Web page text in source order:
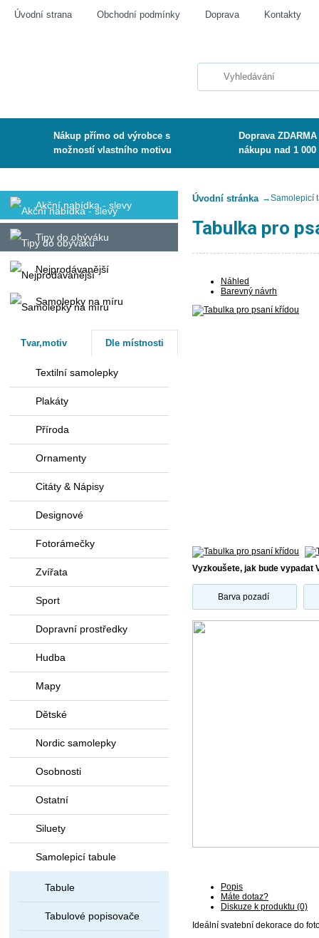
Úvodní strana Obchodní podmínky Doprava Kontakty
Nákup přímo od výrobce s
možností vlastního motivu
Doprava
nákupu nad 1 000
Úvodní stránka →Samolepicí
Tabulka pro
Náhled
Barevný návrh
Vyzkoušete, jak bude vypadat
Barva pozadí
Popis
Máte dotaz?
Diskuze k produktu (0)
Ideální svatební dekorace do
Akční nabídka - slevy
Tipy do obýváku
Nejprodávanější
Samolepky na míru
Tvar,motiv Dle místnosti
Textilní samolepky
Plakáty
Příroda
Ornamenty
Citáty & Nápisy
Designové
Fotorámečky
Zvířata
Sport
Dopravní prostředky
Hudba
Mapy
Dětské
Nordic samolepky
Osobnosti
Ostatní
Siluety
Samolepicí tabule
Tabule
Tabulové popisovače